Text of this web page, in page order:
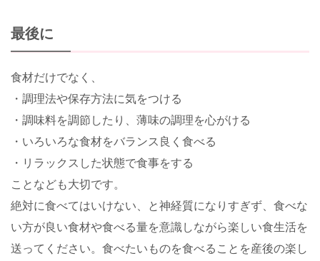
最後に
食材だけでなく、
・調理法や保存方法に気をつける
・調味料を調節したり、薄味の調理を心がける
・いろいろな食材をバランス良く食べる
・リラックスした状態で食事をする
ことなども大切です。
絶対に食べてはいけない、と神経質になりすぎず、食べな
い方が良い食材や食べる量を意識しながら楽しい食生活を
送ってください。食べたいものを食べることを産後の楽し